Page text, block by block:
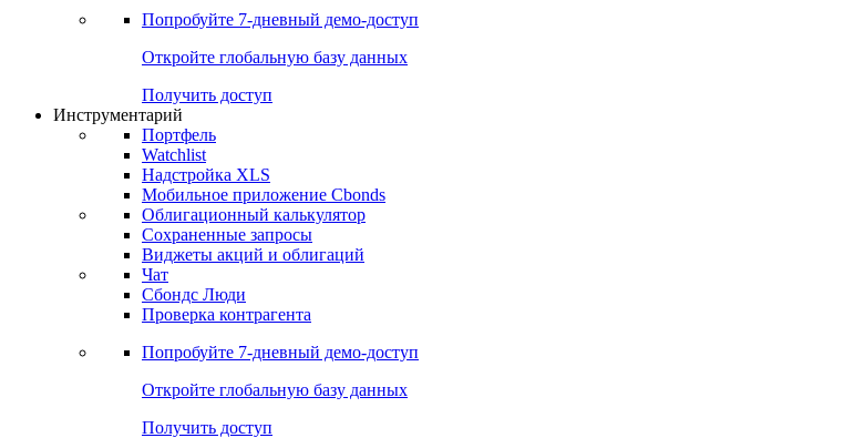
Прогнозы
Консенсус-прогнозы по отчетности
Консенсусы
Попробуйте7-дневный
Откройте глобальную базу данных
Получить доступ
Инструментарий
Портфель
Watchlist
Надстройка XLS
Мобильное приложение Cbonds
Облигационный калькулятор
Сохраненные запросы
Виджеты акций и облигаций
Чат
Сбондс Люди
Проверка контрагента
Попробуйте7-дневный